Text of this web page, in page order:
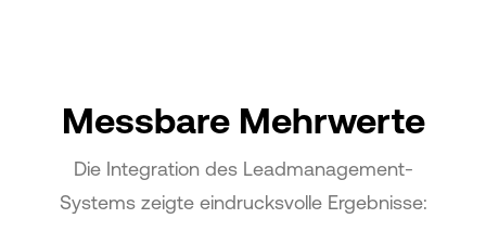
Messbare Mehrwerte
Die Integration des Leadmanagement-
Systems zeigte eindrucksvolle Ergebnisse: